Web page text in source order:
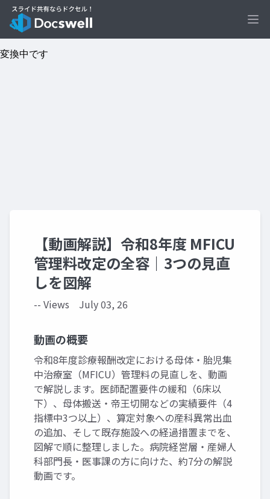
【動画解説】令和8年度 MFICU
管理料改定の全容｜3つの見直
しを図解
-- Views July 03, 26
動画の概要
令和8年度診療報酬改定における母体・胎児集
中治療室（MFICU）管理料の見直しを、動画
で解説します。医師配置要件の緩和（6床以
下）、母体搬送・帝王切開などの実績要件（4
指標中3つ以上）、算定対象への産科異常出血
の追加、そして既存施設への経過措置までを、
図解で順に整理しました。病院経営層・産婦人
科部門長・医事課の方に向けた、約7分の解説
動画です。